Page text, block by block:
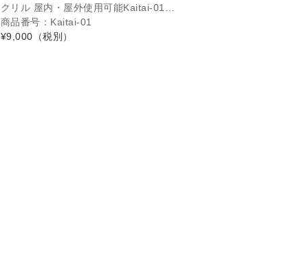
クリル 屋内・屋外使用可能Kaitai-01…
商品番号：Kaitai-01
¥9,000 （税別）